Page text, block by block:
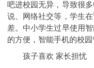
吧进校园无异，导致很
说、网络社交等，学生
差。中小学生过早使用
的方便，智能手机的校
孩子喜欢 家长担忧